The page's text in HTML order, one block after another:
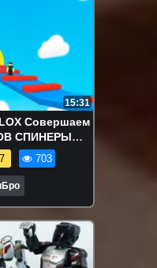
15:31
Совершаем
СПИНЕРЫ
от ЕвгенБро
703